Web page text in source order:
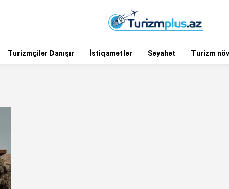
Turizmçilər Danışır İstiqamətlər Səyahət Turizm